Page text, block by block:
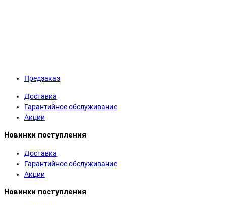
Предзаказ
Доставка
Гарантийное обслуживание
Акции
Новинки поступления
Доставка
Гарантийное обслуживание
Акции
Новинки поступления